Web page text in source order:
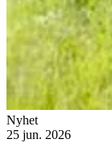
Nyhet
25 jun. 2026